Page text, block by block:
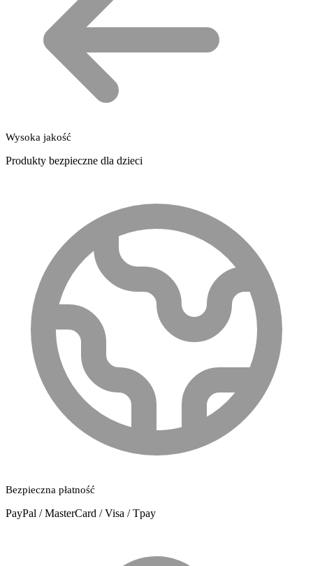
Wysoka jakość
Produkty bezpieczne dla dzieci
Bezpieczna płatność
PayPal / MasterCard / Visa / Tpay